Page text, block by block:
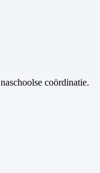
coördinatie.